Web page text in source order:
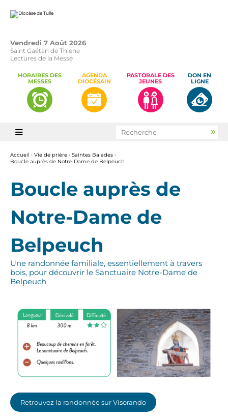
contenu.
navigation
Vendredi 7 Août 2026
Saint Gaétan de Thiene
Lectures de la Messe
HORAIRES DES
MESSES
AGENDA
DIOCÉSAIN
PASTORALE DES
JEUNES
DON EN
LIGNE

Accueil › Vie de prière › Saintes Balades ›
Boucle auprès de Notre-Dame de Belpeuch
Boucle auprès de
Notre-Dame de
Belpeuch
Une randonnée familiale, essentiellement à travers
bois, pour découvrir le Sanctuaire Notre-Dame de
Belpeuch
Retrouvez la randonnée sur Visorando